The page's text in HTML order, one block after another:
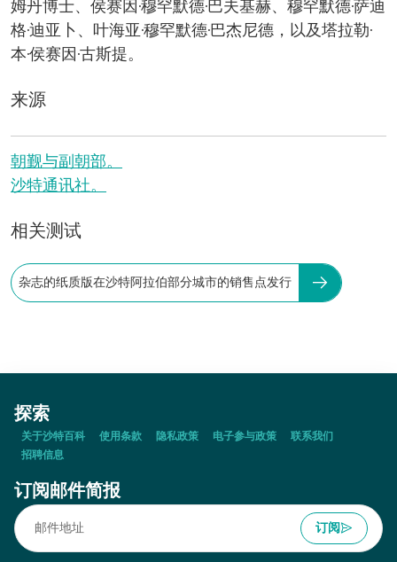
姆丹博士、侯赛因·穆罕默德·巴夫基赫、穆罕默德·萨迪
格·迪亚卜、叶海亚·穆罕默德·巴杰尼德，以及塔拉勒·
本·侯赛因·古斯提。
来源
朝觐与副朝部。
沙特通讯社。
相关测试
杂志的纸质版在沙特阿拉伯部分城市的销售点发行
探索
关于沙特百科 使用条款 隐私政策 电子参与政策
联系我们
招聘信息
订阅邮件简报
订阅